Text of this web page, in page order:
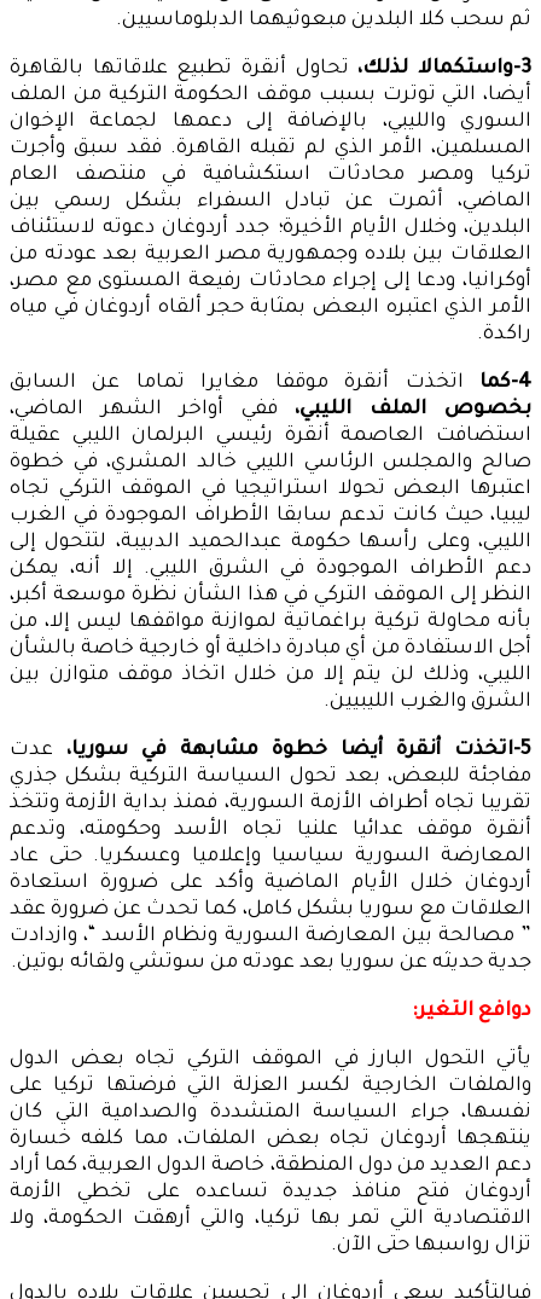
ثم سحب كلا البلدين مبعوثيهما الدبلوماسيين.
3-واستكمالا لذلك،
تحاول أنقرة تطبيع علاقاتها بالقاهرة
أيضا، التي توترت بسبب موقف الحكومة التركية من الملف
السوري والليبي، بالإضافة إلى دعمها لجماعة الإخوان
المسلمين، الأمر الذي لم تقبله القاهرة. فقد سبق وأجرت
تركيا ومصر محادثات استكشافية في منتصف العام
الماضي، أثمرت عن تبادل السفراء بشكل رسمي بين
البلدين، وخلال الأيام الأخيرة؛ جدد أردوغان دعوته لاستئناف
العلاقات بين بلاده وجمهورية مصر العربية بعد عودته من
أوكرانيا، ودعا إلى إجراء محادثات رفيعة المستوى مع مصر،
الأمر الذي اعتبره البعض بمثابة حجر ألقاه أردوغان في مياه
راكدة.
4-كما
اتخذت أنقرة موقفا مغايرا تماما عن السابق
بخصوص الملف الليبي، ففي أواخر الشهر الماضي،
استضافت العاصمة أنقرة رئيسي البرلمان الليبي عقيلة
صالح والمجلس الرئاسي الليبي خالد المشري، في خطوة
اعتبرها البعض تحولا استراتيجيا في الموقف التركي تجاه
ليبيا، حيث كانت تدعم سابقا الأطراف الموجودة في الغرب
الليبي، وعلى رأسها حكومة عبدالحميد الدبيبة، لتتحول إلى
دعم الأطراف الموجودة في الشرق الليبي. إلا أنه، يمكن
النظر إلى الموقف التركي في هذا الشأن نظرة موسعة أكبر،
بأنه محاولة تركية براغماتية لموازنة مواقفها ليس إلا، من
أجل الاستفادة من أي مبادرة داخلية أو خارجية خاصة بالشأن
الليبي، وذلك لن يتم إلا من خلال اتخاذ موقف متوازن بين
الشرق والغرب الليبيين.
5-اتخذت أنقرة أيضا خطوة مشابهة في سوريا،
عدت
مفاجئة للبعض، بعد تحول السياسة التركية بشكل جذري
تقريبا تجاه أطراف الأزمة السورية، فمنذ بداية الأزمة وتتخذ
أنقرة موقف عدائيا علنيا تجاه الأسد وحكومته، وتدعم
المعارضة السورية سياسيا وإعلاميا وعسكريا. حتى عاد
أردوغان خلال الأيام الماضية وأكد على ضرورة استعادة
العلاقات مع سوريا بشكل كامل، كما تحدث عن ضرورة عقد
” مصالحة بين المعارضة السورية ونظام الأسد “، وازدادت
جدية حديثه عن سوريا بعد عودته من سوتشي ولقائه بوتين.
دوافع التغير:
يأتي التحول البارز في الموقف التركي تجاه بعض الدول
والملفات الخارجية لكسر العزلة التي فرضتها تركيا على
نفسها، جراء السياسة المتشددة والصدامية التي كان
ينتهجها أردوغان تجاه بعض الملفات، مما كلفه خسارة
دعم العديد من دول المنطقة، خاصة الدول العربية، كما أراد
أردوغان فتح منافذ جديدة تساعده على تخطي الأزمة
الاقتصادية التي تمر بها تركيا، والتي أرهقت الحكومة، ولا
تزال رواسبها حتى الآن.